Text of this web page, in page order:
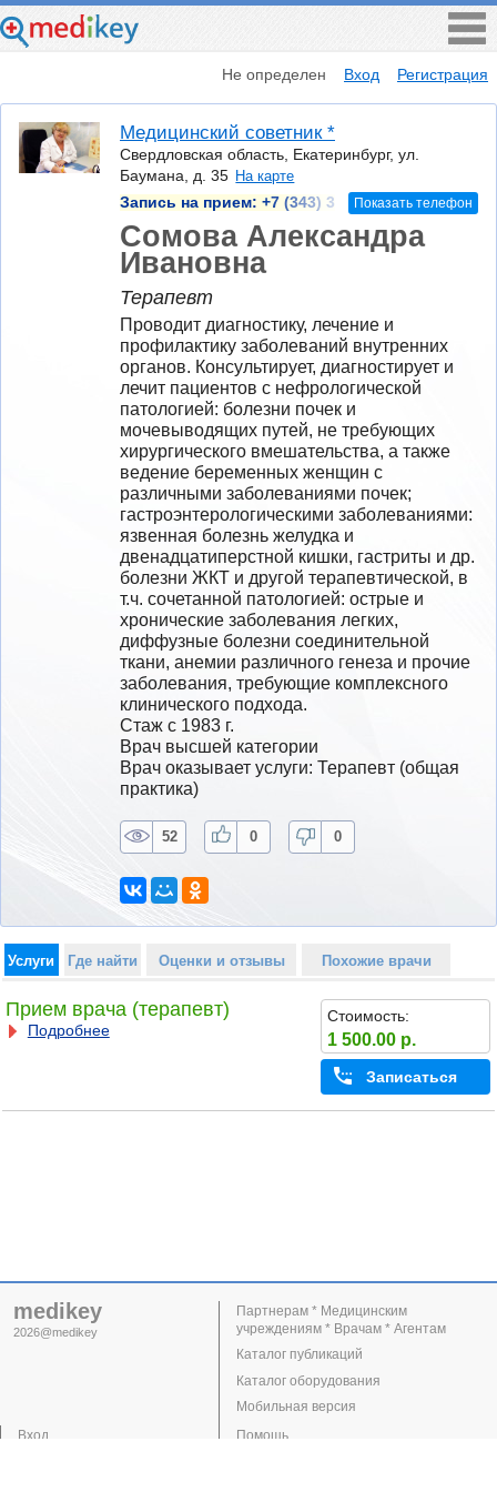
Не определен Вход Регистрация
Медицинский советник *
Свердловская область, Екатеринбург, ул.
Баумана, д. 35 На карте
Запись на прием: +7 (343) 3 Показать телефон
Сомова Александра
Ивановна
Терапевт
Проводит диагностику, лечение и
профилактику заболеваний внутренних
органов. Консультирует, диагностирует и
лечит пациентов с нефрологической
патологией: болезни почек и
мочевыводящих путей, не требующих
хирургического вмешательства, а также
ведение беременных женщин с
различными заболеваниями почек;
гастроэнтерологическими заболеваниями:
язвенная болезнь желудка и
двенадцатиперстной кишки, гастриты и др.
болезни ЖКТ и другой терапевтической, в
т.ч. сочетанной патологией: острые и
хронические заболевания легких,
диффузные болезни соединительной
ткани, анемии различного генеза и прочие
заболевания, требующие комплексного
клинического подхода.
Стаж с 1983 г.
Врач высшей категории
Врач оказывает услуги: Терапевт (общая
практика)
52 0 0
Услуги Где найти Оценки и отзывы Похожие врачи
Прием врача (терапевт)
Подробнее
Стоимость:
1 500.00 р.
Записаться
medikey
2026@medikey
Вход
Партнерам * Медицинским
учреждениям * Врачам * Агентам
Каталог публикаций
Каталог оборудования
Мобильная версия
Помощь